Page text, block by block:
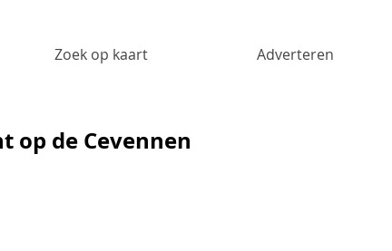
Zoek op kaart Adverteren
op de Cevennen